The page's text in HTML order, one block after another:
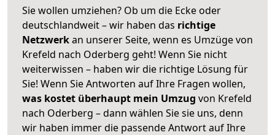
Sie wollen umziehen? Ob um die Ecke oder
deutschlandweit – wir haben das richtige
Netzwerkan unserer Seite, wenn es Umzüge von
Krefeld nach Oderberg geht! Wenn Sie nicht
weiterwissen – haben wir die richtige Lösung für
Sie! Wenn Sie Antworten auf Ihre Fragen wollen,
was kostet überhaupt mein Umzug von Krefeld
nach Oderberg – dann wählen Sie sie uns, denn
wir haben immer die passende Antwort auf Ihre